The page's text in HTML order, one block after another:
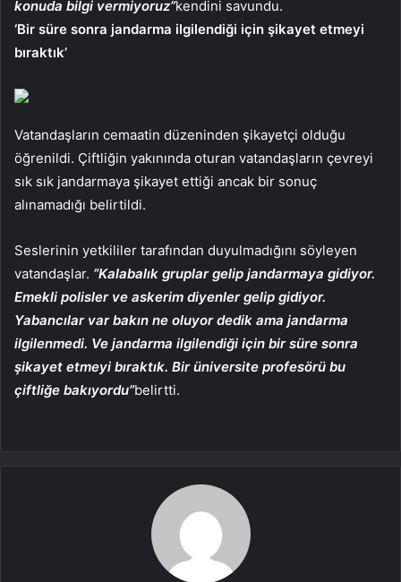
konuda bilgi vermiyoruz”kendini savundu.
‘Bir süre sonra jandarma ilgilendiği için şikayet etmeyi
bıraktık’
Vatandaşların cemaatin düzeninden şikayetçi olduğu
öğrenildi. Çiftliğin yakınında oturan vatandaşların çevreyi
sık sık jandarmaya şikayet ettiği ancak bir sonuç
alınamadığı belirtildi.
Seslerinin yetkililer tarafından duyulmadığını söyleyen
vatandaşlar. “Kalabalık gruplar gelip jandarmaya gidiyor.
Emekli polisler ve askerim diyenler gelip gidiyor.
Yabancılar var bakın ne oluyor dedik ama jandarma
ilgilenmedi. Ve jandarma ilgilendiği için bir süre sonra
şikayet etmeyi bıraktık. Bir üniversite profesörü bu
çiftliğe bakıyordu”belirtti.